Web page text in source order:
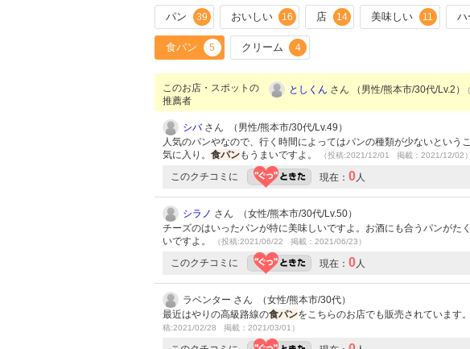
パン 39 おいしい 16 店 14 美味しい 11 ハ
食パン 5 クリーム 4
このお店・スポットの
推薦者
としくん さん （男性/熊本市/30代/Lv.2）
シバさん （男性/熊本市/30代/Lv.49）
人気のパンやなので、行く時間によってはパンの種類が少ないとい
気に入り。 食パンもうまいですよ。 （投稿:2021/12/01 掲載：2021/12/02）
このクチコミに 現在： 0人
シラノ さん （女性/熊本市/30代/Lv.50）
チーズのはいったパンが特に美味しいですよ。お酒にも合うパンがた
いですよ。
（投稿:2021/06/22 掲載：2021/06/23）
このクチコミに 現在： 0人
ラベンター さん （女性/熊本市/30代）
最近はやりの高級路線の食パンをこちらのお店でも販売されています
稿:2021/02/28 掲載：2021/03/01）